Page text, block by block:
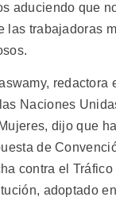
aduciendo que
las trabajadoras
redactora
Naciones
dijo que
de
contra el
adoptado